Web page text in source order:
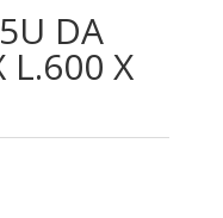
DA
L.600 X